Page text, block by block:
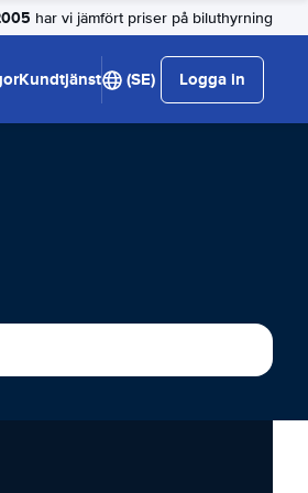
har vi jämfört priser på biluthyrning
Kundtjänst (SE) Logga in